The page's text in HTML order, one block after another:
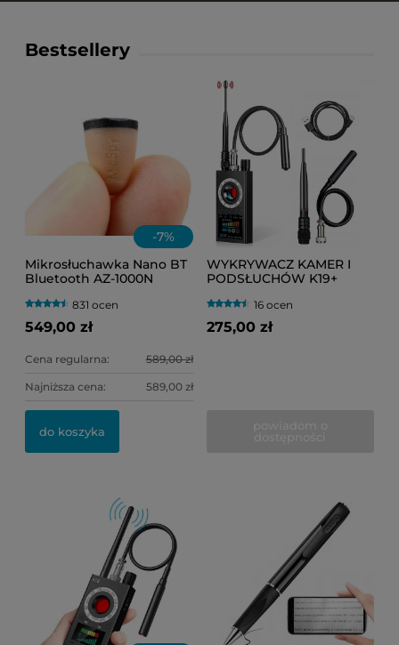
Bestsellery
-7%
Mikrosłuchawka Nano BT
Bluetooth AZ-1000N
831 ocen
549,00 zł
Cena regularna: 589,00 zł
Najniższa cena: 589,00 zł
do koszyka
WYKRYWACZ KAMER I
PODSŁUCHÓW K19+
FI, RF, IR)16 ocen
275,00 zł